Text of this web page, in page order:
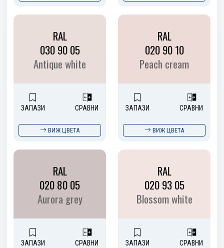
RAL
030 90 05
Antique white
ЗАПАЗИ СРАВНИ
ВИЖ ЦВЕТА
RAL
020 90 10
Peach cream
ЗАПАЗИ СРАВНИ
ВИЖ ЦВЕТА
RAL
020 80 05
Aurora grey
ЗАПАЗИ СРАВНИ
RAL
020 93 05
Blossom white
ЗАПАЗИ СРАВНИ